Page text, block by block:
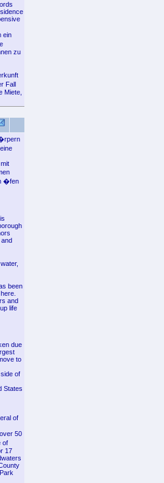
ein
zu
Fall
Miete,
�fen
and
been
and
life
due
to
of
States
of
50
of
17